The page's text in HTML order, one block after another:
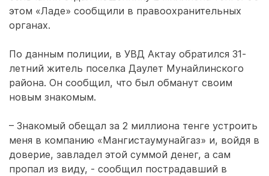
этом «Ладе» сообщили в правоохранительных
органах.
По данным полиции, в УВД Актау обратился 31-
летний житель поселка Даулет Мунайлинского
района. Он сообщил, что был обманут своим
новым знакомым.
– Знакомый обещал за 2 миллиона тенге устроить
меня в компанию «Мангистаумунайгаз» и, войдя в
доверие, завладел этой суммой денег, а сам
пропал из виду, - сообщил пострадавший в